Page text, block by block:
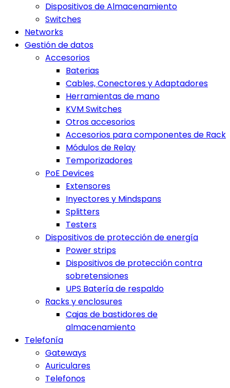
Dispositivos de Almacenamiento
Switches
Networks
Gestión de datos
Accesorios
Baterias
Cables, Conectores y Adaptadores
Herramientas de mano
KVM Switches
Otros accesorios
Accesorios para componentes de Rack
Módulos de Relay
Temporizadores
PoE Devices
Extensores
Inyectores y Mindspans
Splitters
Testers
Dispositivos de protección de energía
Power strips
Dispositivos de protección contra
sobretensiones
UPS Batería de respaldo
Racks y enclosures
Cajas de bastidores de
almacenamiento
Telefonía
Gateways
Auriculares
Telefonos